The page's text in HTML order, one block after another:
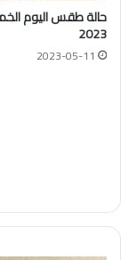
2023
2023-05-11